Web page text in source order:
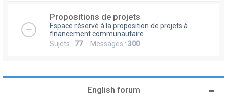
Propositions de projets
Espace réservé à la proposition de projets à
financement communautaire.
Sujets : 77Messages : 300
English forum